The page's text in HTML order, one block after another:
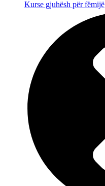
Kurse gjuhësh për fëmijë